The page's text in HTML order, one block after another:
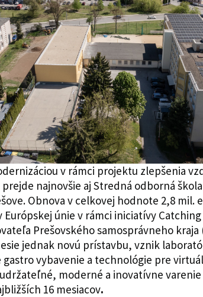
v rámci projektu zlepšenia
najnovšie aj Stredná odborná
Obnova v celkovej hodnote 2,8 mil.
únie v rámci iniciatívy Catching
Prešovského samosprávneho kraja
jednak novú prístavbu, vznik
gastro vybavenie a technológie pre
moderné a inovatívne
16 mesiacov.